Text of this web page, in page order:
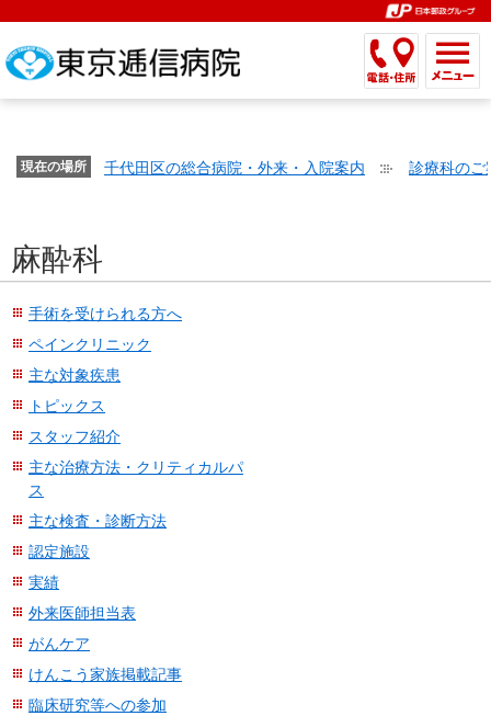
が
で
す。
ー
ジ
内
メ
ー
ヘ
ッ
ダ
ー
メ
ニ
ュ
ー
へ
移
動
し
ま
す
共
通
メ
こ
き
さ
で
す。
こ
大
き
定
で
す。
こ
メ
ニ
ュ
で
す。
こ
ま
ッ
メ
ニ
ュ
で
す。
こ
か
イ
検
索
で
こ
こ
ま
イ
検
索
で
こ
こ
か
通
ュ
ー
で
す。
こ
こ
ま
共
通
ュ
ー
で
す。
現在の場所 千代田区の総合病院・外来・入院案内 診療科のご
こ
か
ら
で
す。
麻酔科
手術を受けられる方へ
ペインクリニック
主な対象疾患
トピックス
スタッフ紹介
主な治療方法・クリティカルパ
ス
主な検査・診断方法
認定施設
実績
外来医師担当表
がんケア
けんこう家族掲載記事
臨床研究等への参加